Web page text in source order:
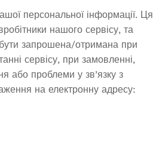
персональної інформації. Ця
нашого сервісу, та
бути запрошена/отримана при
сервісу, при замовленні,
або проблеми у зв’язку з
на електронну адресу: